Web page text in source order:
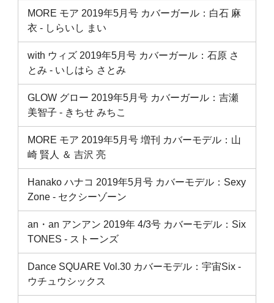
MORE モア 2019年5月号 カバーガール：白石 麻
衣 ‐ しらいし まい
with ウィズ 2019年5月号 カバーガール：石原 さ
とみ ‐ いしはら さとみ
GLOW グロー 2019年5月号 カバーガール：吉瀬
美智子 ‐ きちせ みちこ
MORE モア 2019年5月号 増刊 カバーモデル：山
崎 賢人 ＆ 吉沢 亮
Hanako ハナコ 2019年5月号 カバーモデル：Sexy
Zone ‐ セクシーゾーン
an・an アンアン 2019年 4/3号 カバーモデル：Six
TONES ‐ ストーンズ
Dance SQUARE Vol.30 カバーモデル：宇宙Six ‐
ウチュウシックス